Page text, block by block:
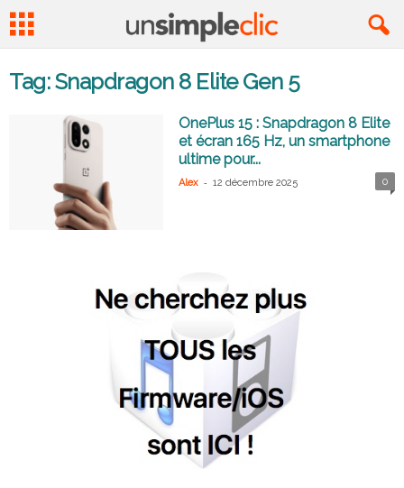
Tag: Snapdragon 8 Elite Gen 5
OnePlus 15 : Snapdragon 8 Elite
et écran 165 Hz, un smartphone
ultime pour...
Alex - 12 décembre 2025 0